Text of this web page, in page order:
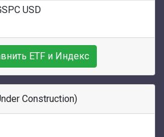
USD
ETF и Индекс
Construction)